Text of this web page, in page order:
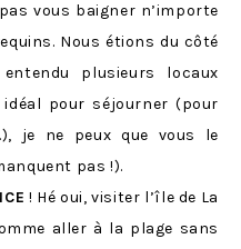
vous baigner n’importe
Nous étions du côté
plusieurs locaux
pour séjourner (pour
je ne peux que vous le
pas !).
! Hé oui, visiter l’île de La
aller à la plage sans